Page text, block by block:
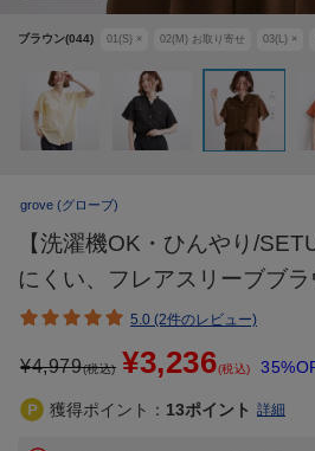
ブラウン(044) 01(S) × 02(M) お取り寄せ 03(L) ×
grove (グローブ)
【洗濯機OK・ひんやり/
にくい、フレアスリーブブラ
5.0 (2件のレビュー)
¥4,979(税込) ¥3,236(税込)
獲得ポイント： 13ポイント 詳細